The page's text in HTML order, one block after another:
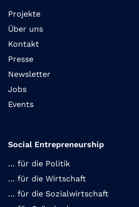
Projekte
Über uns
Kontakt
Presse
Newsletter
Jobs
Events
Social Entrepreneurship
… für die Politik
… für die Wirtschaft
… für die Sozialwirtschaft